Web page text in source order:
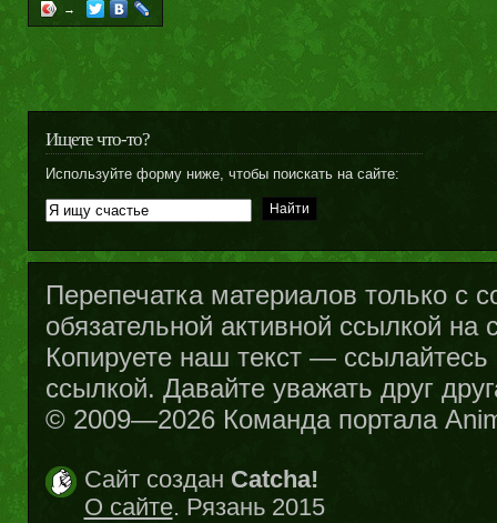
→
Ищете что-то?
Используйте форму ниже, чтобы поискать на сайте:
Перепечатка материалов только с
обязательной активной ссылкой на
Копируете наш текст —
ссылкой. Давайте уважать друг
© 2009—2026 Команда портала
Сайт создан Catcha!
О сайте. Рязань 2015